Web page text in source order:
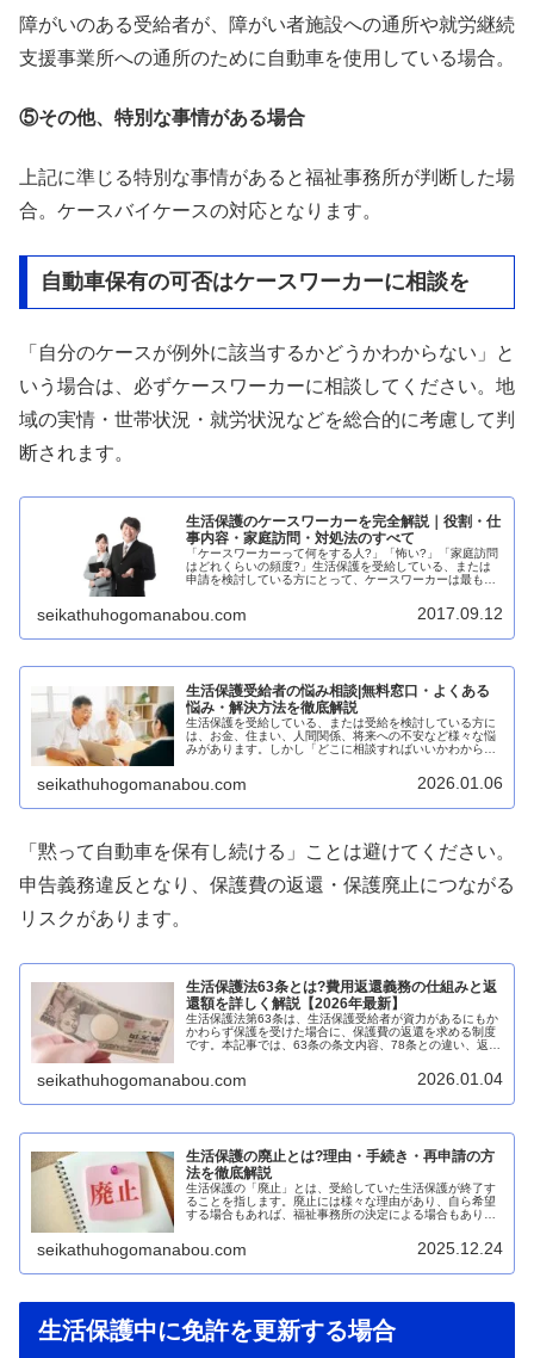
障がいのある受給者が、障がい者施設への通所や就労継続
支援事業所への通所のために自動車を使用している場合。
⑤その他、特別な事情がある場合
上記に準じる特別な事情があると福祉事務所が判断した場
合。ケースバイケースの対応となります。
自動車保有の可否はケースワーカーに相談を
「自分のケースが例外に該当するかどうかわからない」と
いう場合は、必ずケースワーカーに相談してください。地
域の実情・世帯状況・就労状況などを総合的に考慮して判
断されます。
生活保護のケースワーカーを完全解説｜役割・仕
事内容・家庭訪問・対処法のすべて
「ケースワーカーって何をする人?」「怖い?」「家庭訪問
はどれくらいの頻度?」生活保護を受給している、または
申請を検討している方にとって、ケースワーカーは最も身
seikathuhogomanabou.com 2017.09.12
生活保護受給者の悩み相談|無料窓口・よくある
悩み・解決方法を徹底解説
生活保護を受給している、または受給を検討している方に
は、お金、住まい、人間関係、将来への不安など様々な悩
みがあります。しかし「どこに相談すればいいかわからな
seikathuhogomanabou.com 2026.01.06
「黙って自動車を保有し続ける」ことは避けてください。
申告義務違反となり、保護費の返還・保護廃止につながる
リスクがあります。
生活保護法63条とは?費用返還義務の仕組みと返
還額を詳しく解説【2026年最新】
生活保護法第63条は、生活保護受給者が資力があるにもか
かわらず保護を受けた場合に、保護費の返還を求める制度
です。本記事では、63条の条文内容、78条との違い、返還
seikathuhogomanabou.com 2026.01.04
生活保護の廃止とは?理由・手続き・再申請の方
法を徹底解説
生活保護の「廃止」とは、受給していた生活保護が終了す
ることを指します。廃止には様々な理由があり、自ら希望
する場合もあれば、福祉事務所の決定による場合もありま
seikathuhogomanabou.com 2025.12.24
生活保護中に免許を更新する場合